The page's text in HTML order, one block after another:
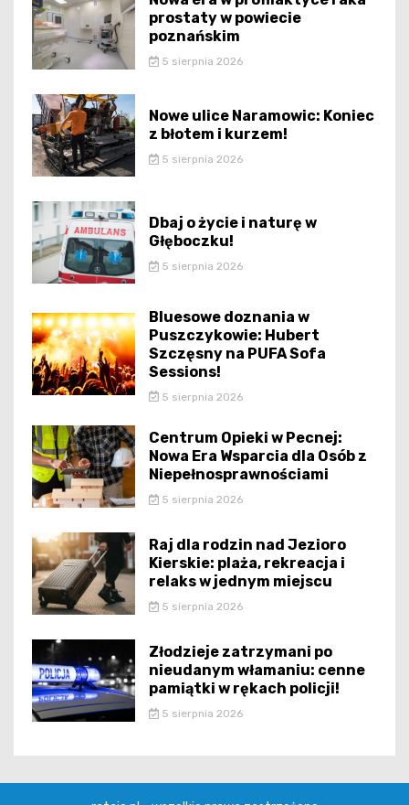
prostaty w powiecie
poznańskim
5 sierpnia 2026
Nowe ulice Naramowic: Koniec
z błotem i kurzem!
5 sierpnia 2026
Dbaj o życie i naturę w
Głęboczku!
5 sierpnia 2026
Bluesowe doznania w
Puszczykowie: Hubert
Szczęsny na PUFA Sofa
Sessions!
5 sierpnia 2026
Centrum Opieki w Pecnej:
Nowa Era Wsparcia dla Osób z
Niepełnosprawnościami
5 sierpnia 2026
Raj dla rodzin nad Jezioro
Kierskie: plaża, rekreacja i
relaks w jednym miejscu
5 sierpnia 2026
Złodzieje zatrzymani po
nieudanym włamaniu: cenne
pamiątki w rękach policji!
5 sierpnia 2026